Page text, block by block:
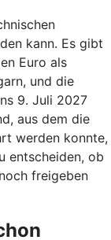
kann. Es gibt
Euro als
und die
9. Juli 2027
aus dem die
werden konnte,
entscheiden, ob
freigeben